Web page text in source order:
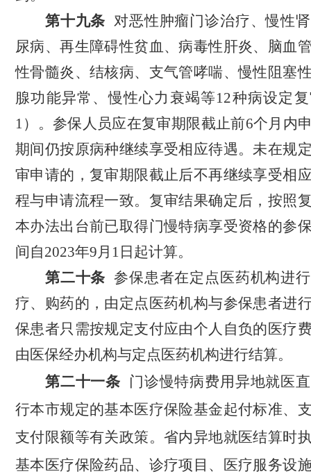
第十九条 对恶性肿瘤门诊治疗、慢性
尿病、再生障碍性贫血、病毒性肝炎、脑血
性骨髓炎、结核病、支气管哮喘、慢性阻塞
腺功能异常、慢性心力衰竭等12种病设定
1）。参保人 员应在复审期限截止前6个月内
期间仍按原病种继续享受相应待遇。未在规
审申请的，复审期限截止后不再继续享受相
程与申请流程一致。复审结果确定后，按照
本办法出台前已取得门慢特病享受资格的参
间自2023年9月1日起计算。
第二十条 参保患者在定点医药机构进
疗、购药的 ，由定点医药机构与参保患者进
保患者只需按规定支付应由个人自负的医疗
由医保经办机构与定点医药机构进行结算。
第二十一条
门诊慢特病费用异地就医
行本市规定的基本医疗保险基金起付标准、
支付限额等有关政策。 省内异地就医结算时
基本医疗保险药品、诊疗项目、医疗服务设